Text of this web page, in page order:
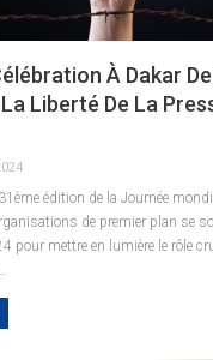
À Dakar
Liberté De La
édition de la Journée
de premier plan se
pour mettre en lumière le rôle